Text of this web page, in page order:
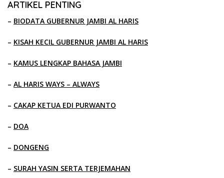
ARTIKEL PENTING
– BIODATA GUBERNUR JAMBI AL HARIS
– KISAH KECIL GUBERNUR JAMBI AL HARIS
– KAMUS LENGKAP BAHASA JAMBI
– AL HARIS WAYS – ALWAYS
– CAKAP KETUA EDI PURWANTO
– DOA
– DONGENG
– SURAH YASIN SERTA TERJEMAHAN